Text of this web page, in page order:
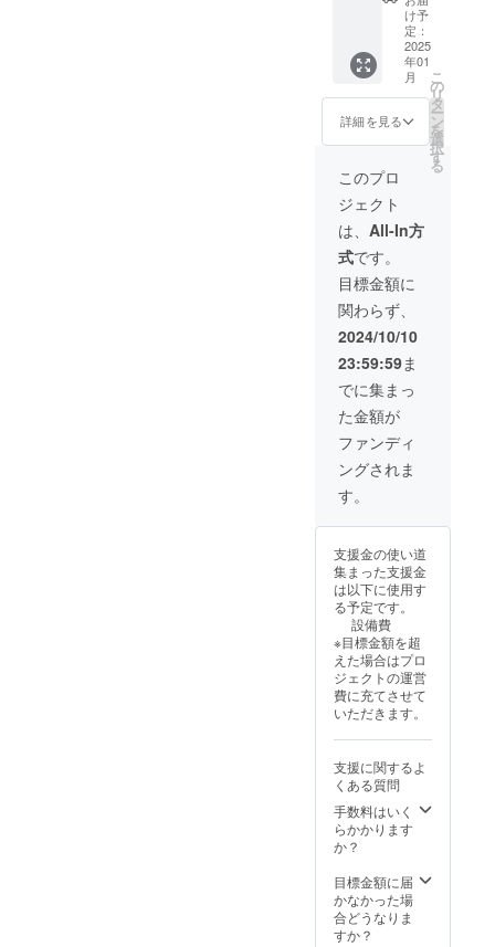
designer in
2013 I won
the Moholy-
Scholarship
to design
porcelain
products to
grow herbs
indoor. I
studied from
2013-
Doctoral
School of
University of
Pecs in
Hungary.
In my las
year I
applied with
a woodfire
projekt for a
one Year
scholarship
at Kanbe
Zaidan in
Japan. I
won the
scholarship
and by the
recommend
ation of
Masakazu
Kusakabe –
who I met in
Hungary at
じもの
はあり
ませ
ん。ど
んなお
地蔵さ
んが届
け取っ
のお楽
しみで
す。 1
OjizoSa
n
(approx
. 10cm)
+ 1
d
Everyb
ody
who’s
going to
support
me I’m
hand
shaped
Ojizo
san,
which
I’m
going to
fire in
my
wood
kiln in
Septem
ber.
With
my
Ojizo
San I
would
warm
atmosp
here
のお地
蔵さん
です。9
月に薪
窯で焼
く予定
で、皆
せな気
持ちを
もたら
すこと
を願っ
ていま
す。お
地蔵さ
んは手
作りの
ため、
全く同
じもの
はあり
ませ
ん。ど
んなお
地蔵さ
は、受
け取っ
てから
のお楽
しみで
す。 1
OjizoSa
n
(approx
. 10-
13cm)
+ 1
postcar
Everyb
ody
who’s
going to
going to
send a
hand
支援し
てくだ
さる皆
様に、
ささや
かな感
謝の気
持ちを
お届け
したい
と思っ
ていま
す。そ
れは、
私の代
表作の
一つで
ある手
びねり
のお地
蔵さん
です。9
月に薪
窯で焼
く予定
で、皆
様に温
持ちを
すこと
を願っ
ていま
す。お
地蔵さ
んは手
作りの
ため、
全く同
じもの
はあり
ん。ど
んなお
地蔵さ
んが届
くか
け取っ
てから
のお楽
しみで
け予
定：
2025
年01
月
詳細を見る
こ
の
リ
タ
ー
ン
を
選
択
す
る
このプロ
ジェクト
は、 All-In方
式です。
目標金額に
関わらず、
2024/10/10
23:59:59ま
でに集まっ
た金額が
ファンディ
ングされま
す。
支援金の使い道
集まった支援金
は以下に使用す
る予定です。
設備費
※目標金額を超
えた場合はプロ
ジェクトの運営
費に充てさせて
いただきます。
支援に関するよ
くある質問
手数料はいく
らかかります
か？
目標金額に届
かなかった場
合どうなりま
すか？